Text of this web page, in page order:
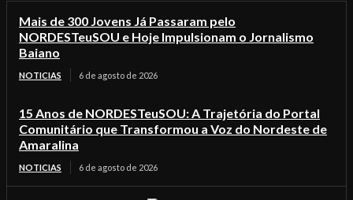
Mais de 300 Jovens Já Passaram pelo
NORDESTeuSOU e Hoje Impulsionam o Jornalismo
Baiano
NOTICIAS 6 de agosto de 2026
15 Anos de NORDESTeuSOU: A Trajetória do Portal
Comunitário que Transformou a Voz do Nordeste de
Amaralina
NOTICIAS 6 de agosto de 2026